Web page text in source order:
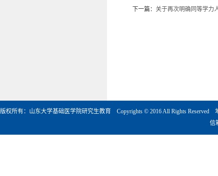
下一篇： 关于再次明确同等学力
版权所有：山东大学基础医学院研究生教育 Copyrights © 2016 All Rights
信